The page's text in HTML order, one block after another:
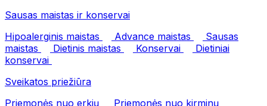
Sausas maistas ir konservai
Hipoalerginis maistas
Advance maistas
Sausas
maistas
Dietinis maistas Konservai
Dietiniai
konservai
Sveikatos priežiūra
Priemonės nuo erkių
Priemonės nuo kirminų